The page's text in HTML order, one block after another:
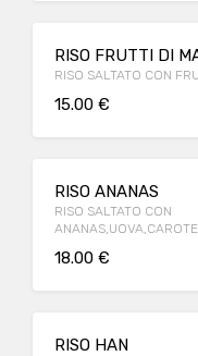
RISO FRUTTI DI
RISO SALTATO CON
15.00 €
RISO ANANAS
RISO SALTATO CON
18.00 €
RISO HAN